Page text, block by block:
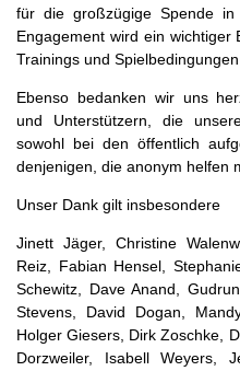
für die großzügige Spende
Engagement wird ein wichtiger
Trainings und Spielbedingungen
Ebenso bedanken wir uns
und Unterstützern, die
sowohl bei den öffentlich
denjenigen, die anonym helfen
Unser Dank gilt insbesondere
Jinett Jäger, Christine
Reiz, Fabian Hensel,
Schewitz, Dave Anand,
Stevens, David Dogan,
Holger Giesers, Dirk Zoschke,
Dorzweiler, Isabell Weyers,